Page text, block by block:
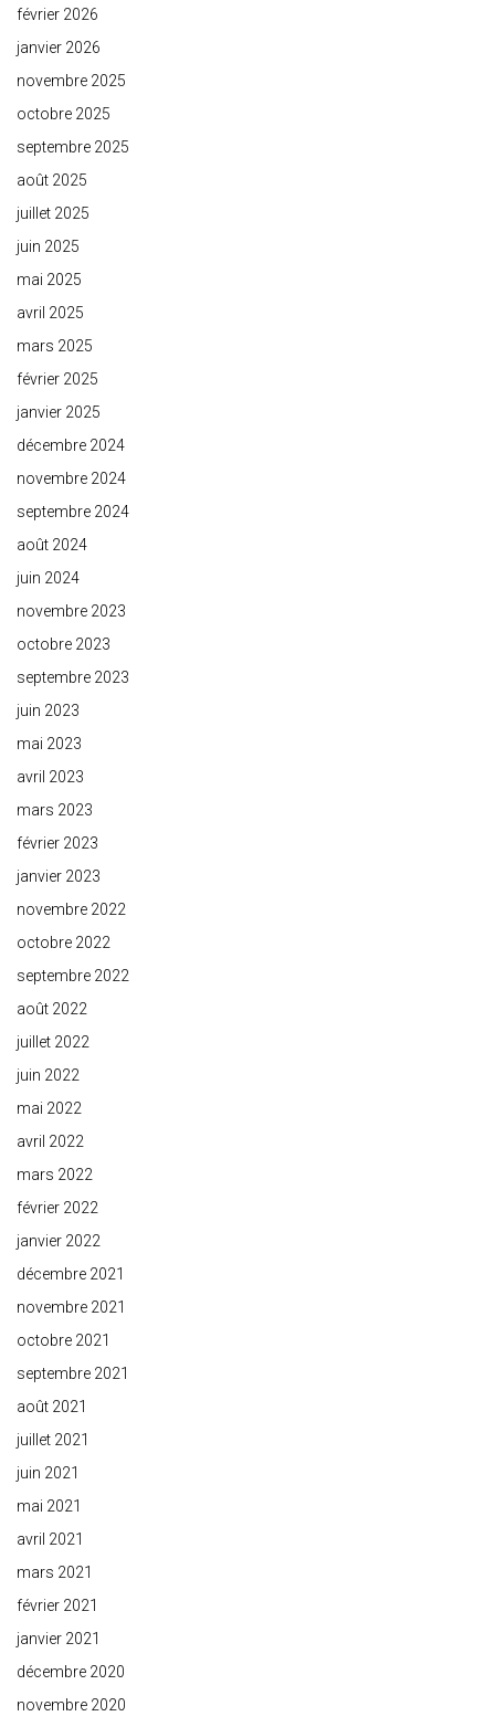
février 2026
janvier 2026
novembre 2025
octobre 2025
septembre 2025
août 2025
juillet 2025
juin 2025
mai 2025
avril 2025
mars 2025
février 2025
janvier 2025
décembre 2024
novembre 2024
septembre 2024
août 2024
juin 2024
novembre 2023
octobre 2023
septembre 2023
juin 2023
mai 2023
avril 2023
mars 2023
février 2023
janvier 2023
novembre 2022
octobre 2022
septembre 2022
août 2022
juillet 2022
juin 2022
mai 2022
avril 2022
mars 2022
février 2022
janvier 2022
décembre 2021
novembre 2021
octobre 2021
septembre 2021
août 2021
juillet 2021
juin 2021
mai 2021
avril 2021
mars 2021
février 2021
janvier 2021
décembre 2020
novembre 2020